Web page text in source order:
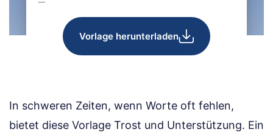
Vorlage herunterladen
In schweren Zeiten, wenn Worte oft fehlen,
bietet diese Vorlage Trost und Unterstützung. Ein